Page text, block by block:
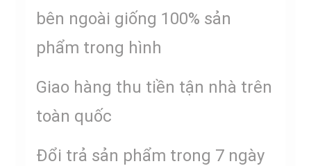
bên ngoài giống 100% sản
phẩm trong hình
Giao hàng thu tiền tận nhà trên
toàn quốc
Đổi trả sản phẩm trong 7 ngày